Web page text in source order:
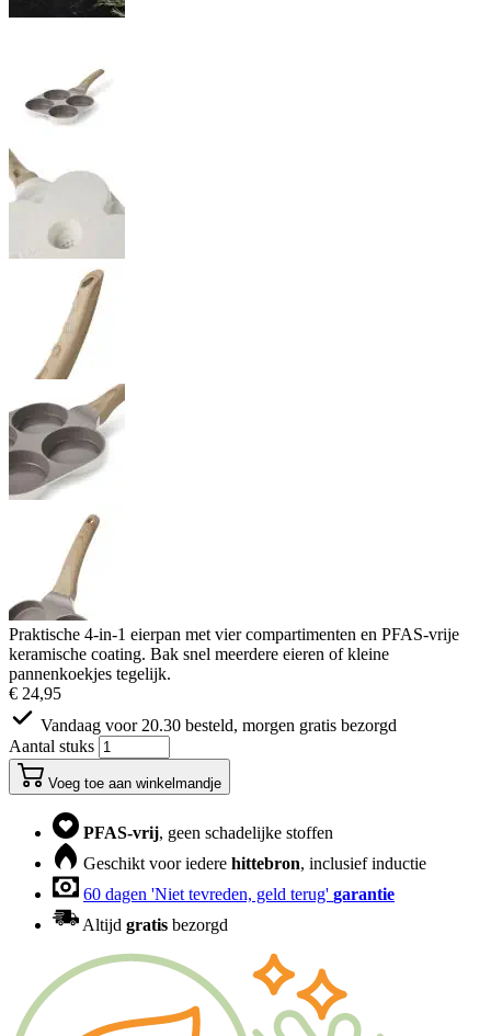
Praktische 4-in-1 eierpan met vier compartimenten en PFAS-vrije
keramische coating. Bak snel meerdere eieren of kleine
pannenkoekjes tegelijk.
€ 24,95
Vandaag voor 20.30 besteld, morgen gratis bezorgd
Aantal stuks
Voeg toe aan winkelmandje
PFAS-vrij, geen schadelijke stoffen
Geschikt voor iedere hittebron, inclusief inductie
60 dagen 'Niet tevreden, geld terug' garantie
Altijd gratis bezorgd